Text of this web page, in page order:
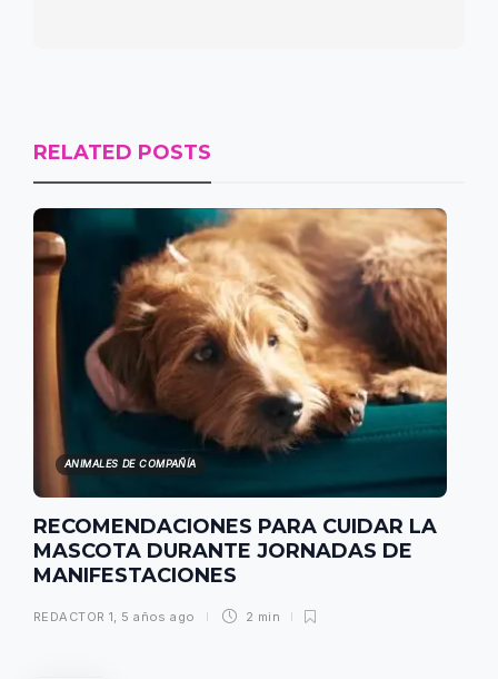
RELATED POSTS
ANIMALES DE COMPAÑÍA
RECOMENDACIONES PARA CUIDAR LA
MASCOTA DURANTE JORNADAS DE
MANIFESTACIONES
REDACTOR 1, 5 años ago 2 min